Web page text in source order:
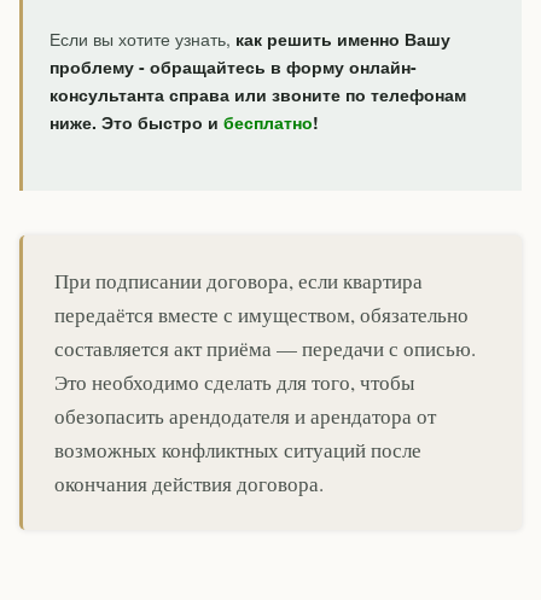
Если вы хотите узнать, как решить именно Вашу
проблему - обращайтесь в форму онлайн-
консультанта справа или звоните по телефонам
ниже. Это быстро и бесплатно!
При подписании договора, если квартира
передаётся вместе с имуществом, обязательно
составляется акт приёма — передачи с описью.
Это необходимо сделать для того, чтобы
обезопасить арендодателя и арендатора от
возможных конфликтных ситуаций после
окончания действия договора.